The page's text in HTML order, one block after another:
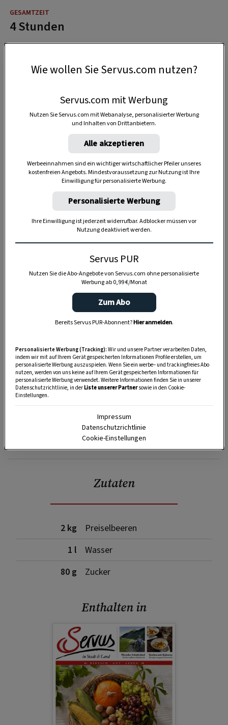
4 Stunden
Anzeige
SPEICHERN DRUCKEN
Zutaten
2 kg
Preiselbeeren
1 l
Wasser
80 g
Zucker
Enthalten in
Wie wollen Sie Servus.com nutzen?
Servus.com mit Werbung
Nutzen Sie Servus.com mit Webanalyse, personalisierter Werbung
und Inhalten von Drittanbietern.
Alle akzeptieren
Werbeeinnahmen sind ein wichtiger wirtschaftlicher Pfeiler unseres
kostenfreien Angebots. Mindestvoraussetzung zur Nutzung ist Ihre
Einwilligung für personalisierte Werbung.
Personalisierte Werbung
Ihre Einwilligung ist jederzeit widerrufbar. Adblocker müssen vor
Nutzung deaktiviert werden.
Servus PUR
Nutzen Sie die Abo-Angebote von Servus.com ohne personalisierte
Werbung ab 0,99 €/Monat
Zum Abo
Bereits Servus PUR-Abonnent?Hier anmelden.
Personalisierte Werbung (Tracking): Wir und unsere Partner verarbeiten Daten,
indem wir mit auf Ihrem Gerät gespeicherten Informationen Profile erstellen, um
personalisierte Werbung auszuspielen. Wenn Sie ein werbe– und trackingfreies Abo
nutzen, werden von uns keine auf Ihrem Gerät gespeicherten Informationen für
personalisierte Werbung verwendet. Weitere Informationen finden Sie in unserer
Datenschutzrichtlinie, in derListe unserer Partnersowie in den Cookie-
Einstellungen.
Impressum
Datenschutzrichtlinie
Cookie-Einstellungen